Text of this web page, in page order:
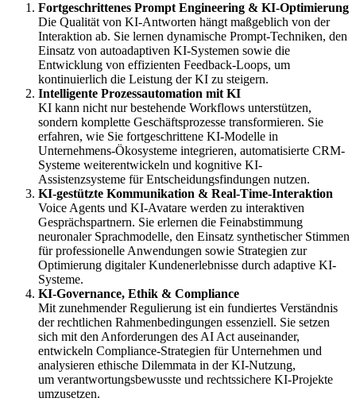
Fortgeschrittenes Prompt Engineering & KI-Optimierung
Die Qualität von KI-Antworten hängt maßgeblich von der
Interaktion ab. Sie lernen dynamische Prompt-Techniken, den
Einsatz von autoadaptiven KI-Systemen sowie die
Entwicklung von effizienten Feedback-Loops, um
kontinuierlich die Leistung der KI zu steigern.
Intelligente Prozessautomation mit KI
KI kann nicht nur bestehende Workflows unterstützen,
sondern komplette Geschäftsprozesse transformieren. Sie
erfahren, wie Sie fortgeschrittene KI-Modelle in
Unternehmens-Ökosysteme integrieren, automatisierte CRM-
Systeme weiterentwickeln und kognitive KI-
Assistenzsysteme für Entscheidungsfindungen nutzen.
KI-gestützte Kommunikation & Real-Time-Interaktion
Voice Agents und KI-Avatare werden zu interaktiven
Gesprächspartnern. Sie erlernen die Feinabstimmung
neuronaler Sprachmodelle, den Einsatz synthetischer Stimmen
für professionelle Anwendungen sowie Strategien zur
Optimierung digitaler Kundenerlebnisse durch adaptive KI-
Systeme.
KI-Governance, Ethik & Compliance
Mit zunehmender Regulierung ist ein fundiertes Verständnis
der rechtlichen Rahmenbedingungen essenziell. Sie setzen
sich mit den Anforderungen des AI Act auseinander,
entwickeln Compliance-Strategien für Unternehmen und
analysieren ethische Dilemmata in der KI-Nutzung,
um verantwortungsbewusste und rechtssichere KI-Projekte
umzusetzen.